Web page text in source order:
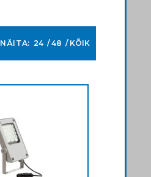
NÄITA: 24 48 KÕIK